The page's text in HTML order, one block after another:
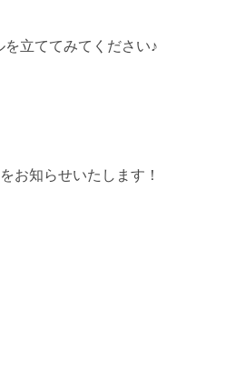
立ててみてください♪
お知らせいたします！